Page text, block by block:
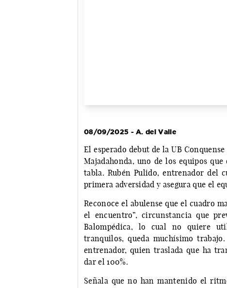
08/09/2025 - A. del Valle
El esperado debut de la UB
Majadahonda, uno de los equipos
tabla. Rubén Pulido, entrenador del
primera adversidad y asegura que el
Reconoce el abulense que el cuadro
el encuentro”, circunstancia que
Balompédica, lo cual no quiere
tranquilos, queda muchísimo
entrenador, quien traslada que ha
dar el 100%.
Señala que no han mantenido el